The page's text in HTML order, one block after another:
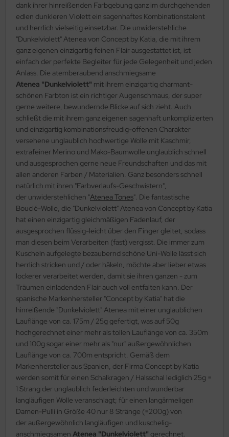
dank ihrer hinreißenden Farbgebung ganz im durchgehenden
edlen dunkleren Violett ein sagenhaftes Kombinationstalent
und herrlich vielseitig einsetzbar. Die unwiderstehliche
"Dunkelviolett" Atenea von Concept by Katia, die mit ihrem
ganz eigenen einzigartig feinen Flair ausgestattet ist, ist
einfach der perfekte Begleiter für jede Gelegenheit und jeden
Anlass. Die atemberaubend anschmiegsame
Atenea "Dunkelviolett" mit ihrem einzigartig charmant-
schönen Farbton ist ein richtiger Augenschmaus, der super
gerne weitere, bewundernde Blicke auf sich zieht. Auch
schließt die mit ihrem ganz eigenen sagenhaft unkomplizierten
und einzigartig kombinationsfreudig-offenen Charakter
versehene unglaublich hochwertige Wolle mit Kaschmir,
extrafeiner Merino und Mako-Baumwolle unglaublich schnell
und ausgesprochen gerne neue Freundschaften und das mit
allen anderen Farben / Materialien. Ganz besonders schnell
natürlich mit ihren "Farbverlaufs-Geschwistern",
der unwiderstehlichen "Atenea Tones". Die fantastische
Bouclé-Wolle, die "Dunkelviolett" Atenea von Concept by Katia
hat einen einzigartig gleichmäßigen Fadenlauf, der
ausgesprochen flüssig-leicht über den Finger gleitet, sodass
man diesen beim Verarbeiten (fast) vergisst. Die immer zum
Kuscheln aufgelegte bezaubernd schöne Uni-Wolle lässt sich
herrlich stricken und / oder häkeln, möchte aber lieber etwas
lockerer verarbeitet werden, damit sie ihren ganzen - zum
Träumen einladenden Flair auch voll entfalten kann. Der
spanische Markenhersteller "Concept by Katia" hat die
hinreißende "Dunkelviolett" Atenea mit einer unglaublichen
Lauflänge von ca. 175m / 25g gefertigt, was auf 50g
hochgerechnet einer mehr als tollen Lauflänge von ca. 350m
und 100g sogar einer mehr als "nur" außergewöhnlichen
Lauflänge von ca. 700m entspricht. Gemäß dem
Markenhersteller aus Spanien, der Firma Concept by Katia
werden somit für einen Schalkragen / Halsschal lediglich 25g =
1 Strang der unglaublich federleichten und wunderbar
langläufigen Wolle veranschlagt; für einen langärmeligen
Damen-Pulli in Größe 40 nur 8 Stränge (=200g) von
der außergewöhnlich langläufigen und kuschelig-
anschmiegsamen Atenea "Dunkelviolett" gerechnet.